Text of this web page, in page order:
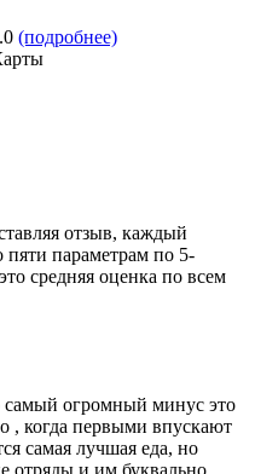
(подробнее)
отзыв, каждый
пяти параметрам по 5-
средняя оценка по всем
самый огромный минус это
, когда первыми впускают
самая лучшая еда, но
отряды и им буквально